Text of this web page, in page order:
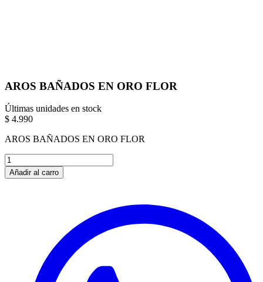
AROS BAÑADOS EN ORO FLOR
Últimas unidades en stock
$ 4.990
AROS BAÑADOS EN ORO FLOR
Añadir al carro